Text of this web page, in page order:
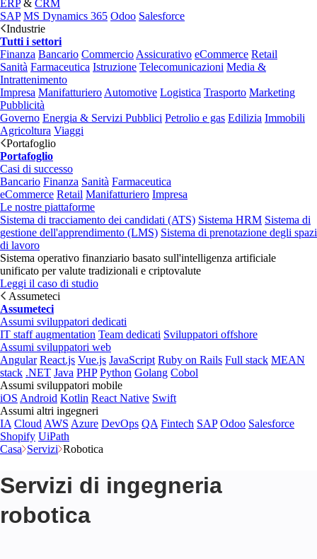
ERP& CRM
SAP MS Dynamics 365 Odoo Salesforce
Industrie
Tutti i settori
Finanza Bancario Commercio Assicurativo eCommerce Retail
Sanità Farmaceutica Istruzione Telecomunicazioni Media &
Intrattenimento
Impresa Manifatturiero Automotive Logistica Trasporto Marketing
Pubblicità
Governo Energia & Servizi Pubblici Petrolio e gas Edilizia Immobili
Agricoltura Viaggi
Portafoglio
Portafoglio
Casi di successo
Bancario Finanza Sanità Farmaceutica
eCommerce Retail Manifatturiero Impresa
Le nostre piattaforme
Sistema di tracciamento dei candidati (ATS) Sistema HRM Sistema di
gestione dell'apprendimento (LMS) Sistema di prenotazione degli spazi
di lavoro
Sistema operativo finanziario basato sull'intelligenza artificiale
unificato per valute tradizionali e criptovalute
Leggi il caso di studio
Assumeteci
Assumeteci
Assumi sviluppatori dedicati
IT staff augmentation Team dedicati Sviluppatori offshore
Assumi sviluppatori web
Angular React.js Vue.js JavaScript Ruby on Rails Full stack MEAN
stack .NET Java PHP Python Golang Cobol
Assumi sviluppatori mobile
iOS Android Kotlin React Native Swift
Assumi altri ingegneri
IA Cloud AWS Azure DevOps QA Fintech SAP Odoo Salesforce
Shopify UiPath
Casa Servizi Robotica
Servizi di ingegneria
robotica